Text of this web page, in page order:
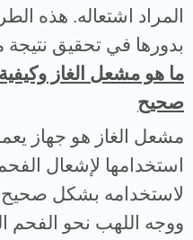
المراد اشتعاله. هذه
بدورها في تحقيق نتيجة
صحيح
مشعل الغاز هو جهاز
استخدامها لإشعال
لاستخدامه بشكل
ووجه اللهب نحو الفحم